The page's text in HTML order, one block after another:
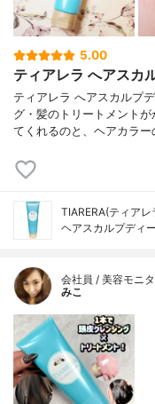
5.00
ティアレラ へアスカ
ティアレラ へアスカルプ
グ・髪のトリートメント
てくれるのと、ヘアカラ
TIARERA(ティアレ
ヘアスカルプディ
会社員 / 美容モニ
みこ